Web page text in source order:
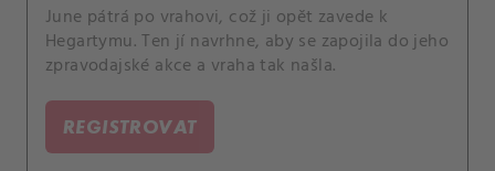
June pátrá po vrahovi, což ji opět zavede k
Hegartymu. Ten jí navrhne, aby se zapojila do jeho
zpravodajské akce a vraha tak našla.
REGISTROVAT